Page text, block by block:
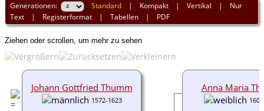
Generationen: Standard | Kompakt |Vertikal | Nur
Text | Registerformat |Tabellen | PDF
Ziehen oder scrollen, um mehr zu sehen
Anna Maria
Johann Gottfried Thumm
1572-1623